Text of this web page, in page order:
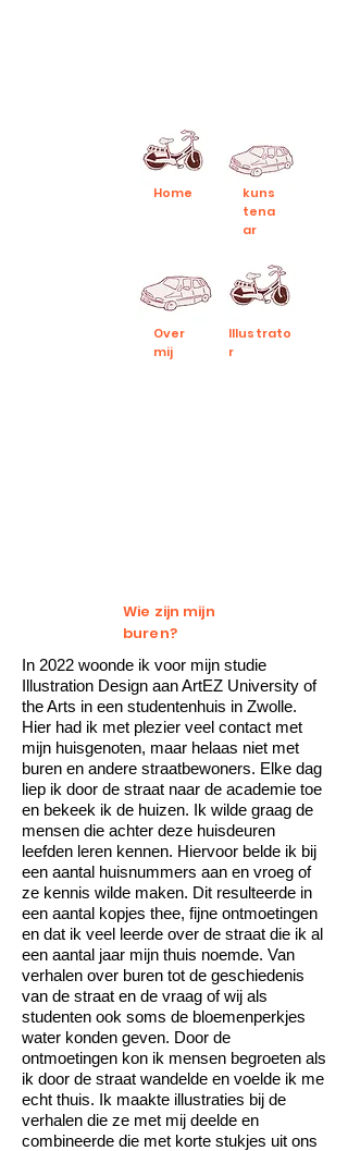
Home
kuns
tena
ar
Over
mij
Illustrato
r
Wie zijn mijn
buren?
In 2022 woonde ik voor mijn studie
Illustration Design aan ArtEZ University of
the Arts in een studentenhuis in Zwolle.
Hier had ik met plezier veel contact met
mijn huisgenoten, maar helaas niet met
buren en andere straatbewoners. Elke dag
liep ik door de straat naar de academie toe
en bekeek ik de huizen. Ik wilde graag de
mensen die achter deze huisdeuren
leefden leren kennen. Hiervoor belde ik bij
een aantal huisnummers aan en vroeg of
ze kennis wilde maken. Dit resulteerde in
een aantal kopjes thee, fijne ontmoetingen
en dat ik veel leerde over de straat die ik al
een aantal jaar mijn thuis noemde. Van
verhalen over buren tot de geschiedenis
van de straat en de vraag of wij als
studenten ook soms de bloemenperkjes
water konden geven. Door de
ontmoetingen kon ik mensen begroeten als
ik door de straat wandelde en voelde ik me
echt thuis. Ik maakte illustraties bij de
verhalen die ze met mij deelde en
combineerde die met korte stukjes uit ons